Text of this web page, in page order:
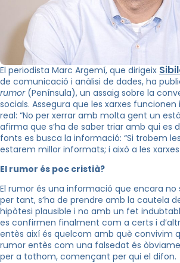
El periodista Marc Argemí, que dirigeix
de comunicació i anàlisi de dades, ha
rumor(Península), un assaig sobre la
socials. Assegura que les xarxes
real: “No per xerrar amb molta gent un
afirma que s’ha de saber triar amb qui es
fonts es busca la informació: “Si trobem
estarem millor informats; i això a les xarxes
El rumor és poc cristià?
El rumor és una informació que encara no
per tant, s’ha de prendre amb la cautela
hipòtesi plausible i no amb un fet
es confirmen finalment com a certs i
entès així és quelcom amb què convivim
rumor entès com una falsedat és
per a tothom, començant per qui el difon.